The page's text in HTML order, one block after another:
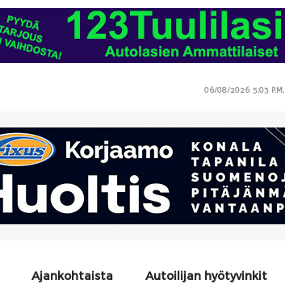
06/08/2026 5:03 P.M.
Ajankohtaista Autoilijan hyötyvinkit